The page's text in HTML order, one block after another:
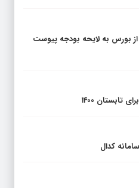
از بورس به لایحه بودجه پیوست
۱۴۰۰